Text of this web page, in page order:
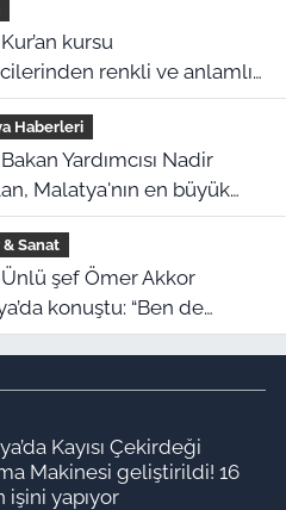
renkli ve anlamlı
gösterisi
Haberleri
Malatya'nın en büyük
inceledi
Sanat
konuştu: “Ben de
sayılırım”
Kayısı Çekirdeği
Makinesi geliştirildi! 16
işini yapıyor